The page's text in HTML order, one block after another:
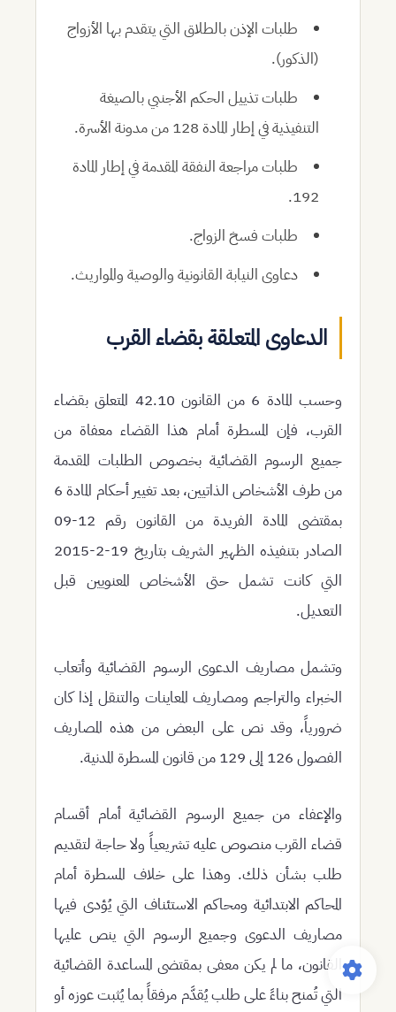
طلبات الإذن بالطلاق التي يتقدم بها الأزواج
(الذكور).
طلبات تذييل الحكم الأجنبي بالصيغة
التنفيذية في إطار المادة 128 من مدونة الأسرة.
طلبات مراجعة النفقة المقدمة في إطار المادة
192.
طلبات فسخ الزواج.
دعاوى النيابة القانونية والوصية والمواريث.
الدعاوى المتعلقة بقضاء القرب
وحسب المادة 6 من القانون 42.10 المتعلق بقضاء
القرب، فإن المسطرة أمام هذا القضاء معفاة من
جميع الرسوم القضائية بخصوص الطلبات المقدمة
من طرف الأشخاص الذاتيين، بعد تغيير أحكام المادة 6
بمقتضى المادة الفريدة من القانون رقم 12-09
الصادر بتنفيذه الظهير الشريف بتاريخ 19-2-2015
التي كانت تشمل حتى الأشخاص المعنويين قبل
التعديل.
وتشمل مصاريف الدعوى الرسوم القضائية وأتعاب
الخبراء والتراجم ومصاريف المعاينات والتنقل إذا كان
ضرورياً، وقد نص على البعض من هذه المصاريف
الفصول 126 إلى 129 من قانون المسطرة المدنية.
والإعفاء من جميع الرسوم القضائية أمام أقسام
قضاء القرب منصوص عليه تشريعياً ولا حاجة لتقديم
طلب بشأن ذلك. وهذا على خلاف المسطرة أمام
المحاكم الابتدائية ومحاكم الاستئناف التي يُؤدى فيها
مصاريف الدعوى وجميع الرسوم التي ينص عليها
القانون، ما لم يكن معفى بمقتضى المساعدة القضائية
التي تُمنح بناءً على طلب يُقدَّم مرفقاً بما يُثبت عوزه أو